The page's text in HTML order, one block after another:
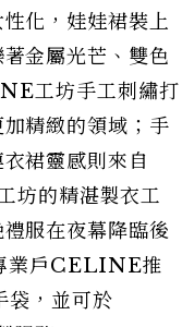
化，娃娃裙裝上
金屬光芒、雙色
工坊手工刺繡打
精緻的領域；手
裙靈感則來自
的精湛製衣工
服在夜幕降臨後
業戶CELINE推
，並可於